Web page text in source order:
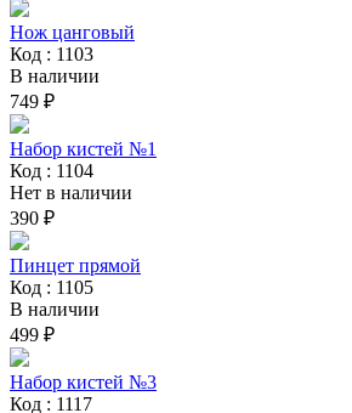
Нож цанговый
Код : 1103
В наличии
749 ₽
Набор кистей №1
Код : 1104
Нет в наличии
390 ₽
Пинцет прямой
Код : 1105
В наличии
499 ₽
Набор кистей №3
Код : 1117